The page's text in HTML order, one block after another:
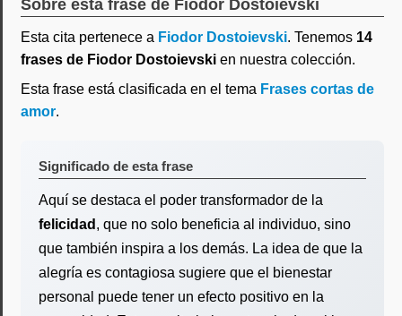
Sobre esta frase de Fiodor Dostoievski
Esta cita pertenece a Fiodor Dostoievski. Tenemos 14
frases de Fiodor Dostoievski en nuestra colección.
Esta frase está clasificada en el tema Frases cortas de
amor.
Significado de esta frase
Aquí se destaca el poder transformador de la
felicidad , que no solo beneficia al individuo, sino
que también inspira a los demás. La idea de que la
alegría es contagiosa sugiere que el bienestar
personal puede tener un efecto positivo en la